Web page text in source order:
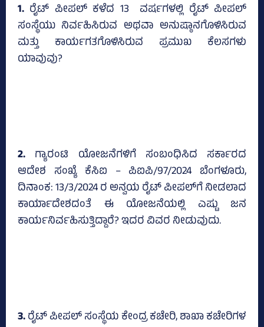
1. ರೈಟ್ ಪೀಪಲ್ ಕಳೆದ 13 ವರ್ಷಗಳಲ್ಲಿ ರೈಟ್ ಪೀಪಲ್
ಸಂಸ್ಥೆಯು ನಿರ್ವಹಿಸಿರುವ ಅಥವಾ ಅನುಷ್ಠಾನಗೊಳಿಸಿರುವ
ಮತ್ತು ಕಾರ್ಯಗತಗೊಳಿಸಿರುವ ಪ್ರಮುಖ ಕೆಲಸಗಳು
ಯಾವುವು?
2. ಗ್ಯಾರಂಟಿ ಯೋಜನೆಗಳಿಗೆ ಸಂಬಂಧಿಸಿದ ಸರ್ಕಾರದ
ಆದೇಶ ಸಂಖ್ಯೆ ಕೆಸಿಐ – ಪಿಐಪಿ/97/2024 ಬೆಂಗಳೂರು,
ದಿನಾಂಕ: 13/3/2024 ರ ಅನ್ವಯ ರೈಟ್ ಪೀಪಲ್‌ಗೆ ನೀಡಲಾದ
ಕಾರ್ಯಾದೇಶದಂತೆ ಈ ಯೋಜನೆಯಲ್ಲಿ ಎಷ್ಟು ಜನ
ಕಾರ್ಯನಿರ್ವಹಿಸುತ್ತಿದ್ದಾರೆ? ಇದರ ವಿವರ ನೀಡುವುದು.
3.ರೈಟ್ ಪೀಪಲ್ ಸಂಸ್ಥೆಯ ಕೇಂದ್ರ ಕಚೇರಿ, ಶಾಖಾ ಕಚೇರಿಗಳ